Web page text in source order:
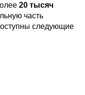
20 тысяч
часть
следующие